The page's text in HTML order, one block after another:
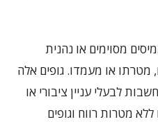
מסוימים או נהנית
או מעמדו. גופים אלה
לבעלי עניין ציבורי או
מטרות רווח וגופים